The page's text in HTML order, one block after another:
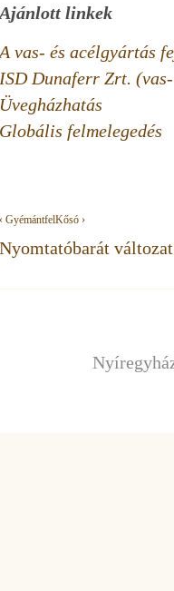
Ajánlott linkek
A vas- és acélgyártás
ISD Dunaferr Zrt.
Üvegházhatás
Globális felmelegedés
‹ GyémántfelKősó ›
Nyomtatóbarát változat